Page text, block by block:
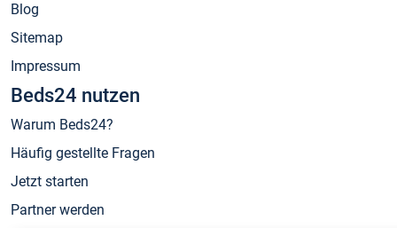
Blog
Sitemap
Impressum
Beds24 nutzen
Warum Beds24?
Häufig gestellte Fragen
Jetzt starten
Partner werden